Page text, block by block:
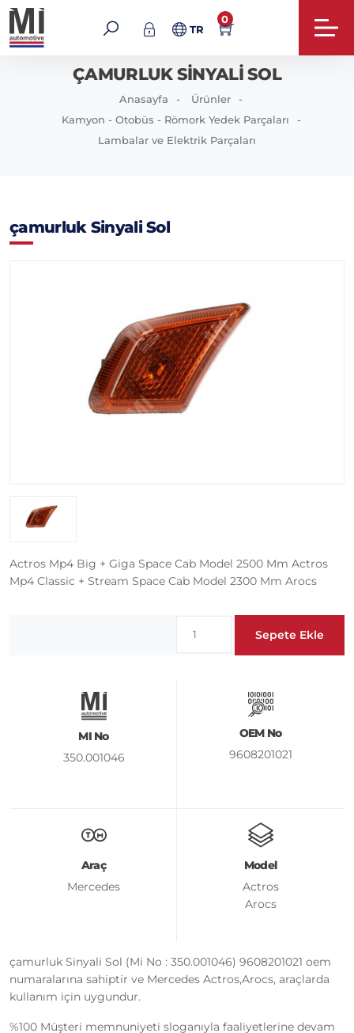
TR
0
ÇAMURLUK SINYALI SOL
Anasayfa
Ürünler
Kamyon - Otobüs - Römork Yedek Parçaları
Lambalar ve Elektrik Parçaları
çamurluk Sinyali Sol
Actros Mp4 Big + Giga Space Cab Model 2500 Mm Actros
Mp4 Classic + Stream Space Cab Model 2300 Mm Arocs
Sepete Ekle
MI No
350.001046
OEM No
9608201021
Araç
Mercedes
Model
Actros
Arocs
çamurluk Sinyali Sol (Mi No : 350.001046) 9608201021 oem
numaralarına sahiptir ve Mercedes Actros,Arocs, araçlarda
kullanım için uygundur.
%100 Müşteri memnuniyeti sloganıyla faaliyetlerine devam